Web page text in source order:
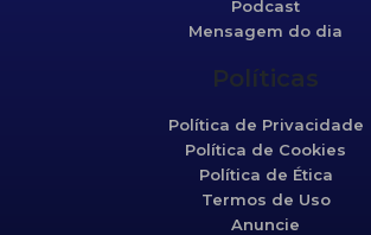
Podcast
Mensagem do dia
Políticas
Política de Privacidade
Política de Cookies
Política de Ética
Termos de Uso
Anuncie